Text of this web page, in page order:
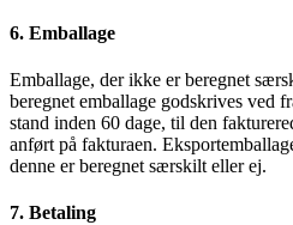
6. Emballage
Emballage, der ikke er beregnet
beregnet emballage godskrives ved
stand inden 60 dage, til den
anført på fakturaen.
denne er beregnet særskilt eller ej.
7. Betaling